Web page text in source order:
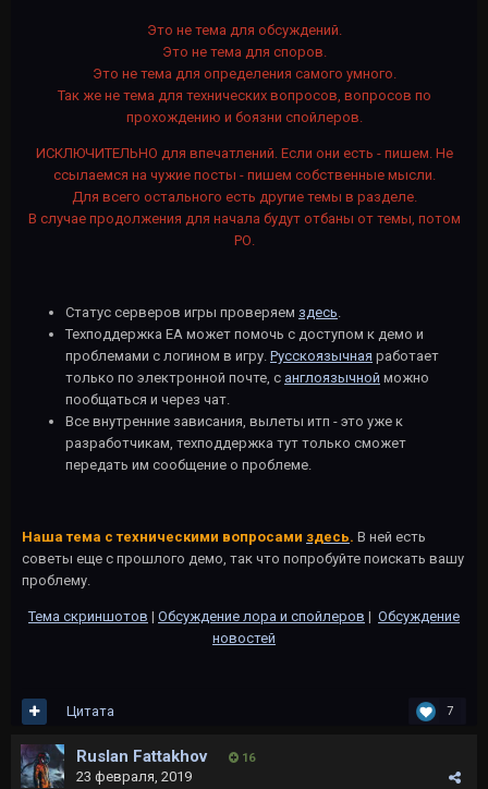
Это не тема для обсуждений.
Это не тема для споров.
Это не тема для определения самого умного.
Так же не тема для технических вопросов, вопросов по
прохождению и боязни спойлеров.
ИСКЛЮЧИТЕЛЬНО для впечатлений. Если они есть - пишем. Не
ссылаемся на чужие посты - пишем собственные мысли.
Для всего остального есть другие темы в разделе.
В случае продолжения для начала будут отбаны от темы, потом
РО.
Статус серверов игры проверяем здесь.
Техподдержка ЕА может помочь с доступом к демо и
проблемами с логином в игру. Русскоязычная работает
только по электронной почте, с англоязычной можно
пообщаться и через чат.
Все внутренние зависания, вылеты итп - это уже к
разработчикам, техподдержка тут только сможет
передать им сообщение о проблеме.
Наша тема с техническими вопросами здесь. В ней есть
советы еще с прошлого демо, так что попробуйте поискать вашу
проблему.
Тема скриншотов | Обсуждение лора и спойлеров | Обсуждение
новостей
7
Цитата
Ruslan Fattakhov 16
23 февраля, 2019